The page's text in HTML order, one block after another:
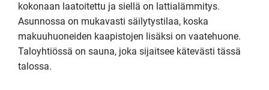
kokonaan laatoitettu ja siellä on lattialämmitys.
Asunnossa on mukavasti säilytystilaa, koska
makuuhuoneiden kaapistojen lisäksi on vaatehuone.
Taloyhtiössä on sauna, joka sijaitsee kätevästi tässä
talossa.